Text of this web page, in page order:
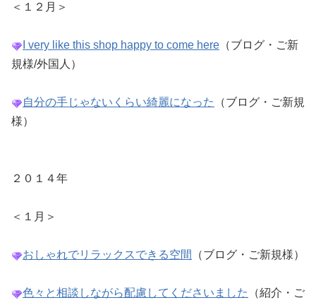
＜１２月＞
I very like this shop happy to come here （ブログ・ご新
規様/外国人）
自分の手じゃないくらい綺麗になった
（ブログ・ご新規
様）
２０１４年
＜１月＞
おしゃれでリラックスできる空間 （ブログ・ご新規様）
色々と相談しながら配慮してくださいました
（紹介・ご